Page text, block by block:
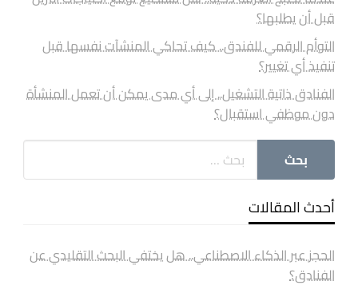
قبل أن يطلبها؟
التوأم الرقمي للفندق.. كيف تحاكي المنشآت نفسها قبل
تنفيذ أي تغيير؟
الفنادق ذاتية التشغيل.. إلى أي مدى يمكن أن تعمل المنشأة
دون موظفي استقبال؟
أحدث المقالات
الحجز عبر الذكاء الاصطناعي.. هل يختفي البحث التقليدي عن
الفنادق؟